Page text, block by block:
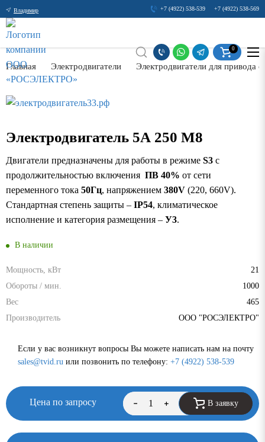
Владимир +7 (4922) 538-539 +7 (4922) 538-569
0
Главная Электродвигатели Электродвигатели для привода
Электродвигатель 5А 250 М8
Двигатели предназначены для работы в режиме S3 с
продолжительностью включения ПВ 40% от сети
переменного тока 50Гц, напряжением 380V (220, 660V).
Стандартная степень защиты – IP54, климатическое
исполнение и категория размещения – У3.
В наличии
Мощность, кВт
21
Обороты / мин.
1000
Вес
465
Производитель
ООО "РОСЭЛЕКТРО"
Если у вас возникнут вопросы Вы можете написать нам на почту
sales@tvid.ru или позвонить по телефону: +7 (4922) 538-539
Цена по запросу В заявку